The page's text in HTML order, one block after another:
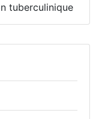
tuberculinique